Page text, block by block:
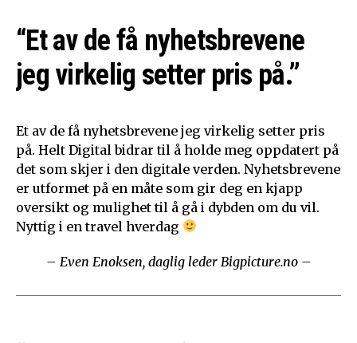
“Et av de få nyhetsbrevene
jeg virkelig setter pris på.”
Et av de få nyhetsbrevene jeg virkelig setter pris
på. Helt Digital bidrar til å holde meg oppdatert på
det som skjer i den digitale verden. Nyhetsbrevene
er utformet på en måte som gir deg en kjapp
oversikt og mulighet til å gå i dybden om du vil.
Nyttig i en travel hverdag
– Even Enoksen, daglig leder Bigpicture.no –